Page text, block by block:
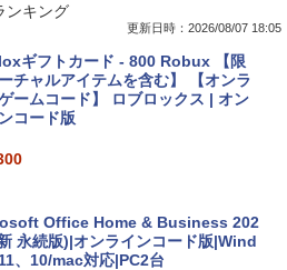
2026 MacBook Neo A18 Proチッ
13インチノートブック：AIとAppl
、Liquid Retinaディスプ
8GBメモリ、512GB SSD、1080p
+ 3年延長 AppleCare+ for 13インチ
ンキング
更新日時：2026/08/07 18:05
ギフトカード - 800 Robux 【限
チャルアイテムを含む】 【オンラ
ームコード】 ロブロックス | オン
コード版
Office Home & Business 202
永続版)|オンラインコード版|Wind
、10/mac対応|PC2台